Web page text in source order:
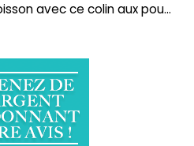
avec ce colin aux pou...